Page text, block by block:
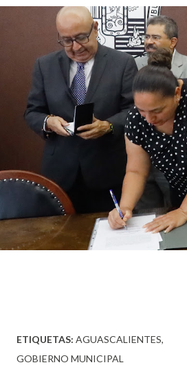
ETIQUETAS: AGUASCALIENTES
GOBIERNO MUNICIPAL